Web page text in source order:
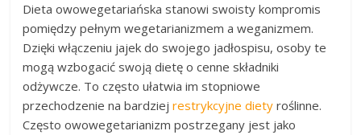
Dieta owowegetariańska stanowi swoisty kompromis
pomiędzy pełnym wegetarianizmem a weganizmem.
Dzięki włączeniu jajek do swojego jadłospisu, osoby te
mogą wzbogacić swoją dietę o cenne składniki
odżywcze. To często ułatwia im stopniowe
przechodzenie na bardziejrestrykcyjne diety roślinne.
Często owowegetarianizm postrzegany jest jako